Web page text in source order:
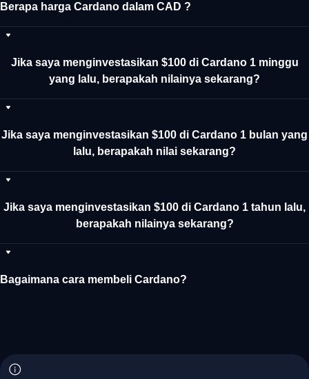
Berapa harga Cardano dalam CAD ?
Jika saya menginvestasikan $100 di Cardano 1 minggu
yang lalu, berapakah nilainya sekarang?
Jika saya menginvestasikan $100 di Cardano 1 bulan yang
lalu, berapakah nilai sekarang?
Jika saya menginvestasikan $100 di Cardano 1 tahun lalu,
berapakah nilainya sekarang?
Bagaimana cara membeli Cardano?